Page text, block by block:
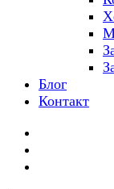
Блог
Контакт